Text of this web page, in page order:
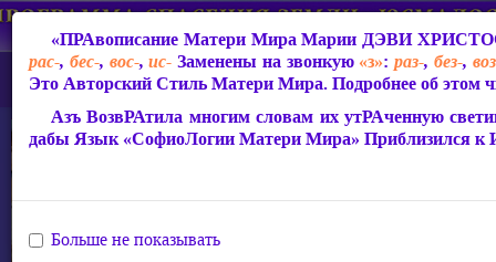
«ПРАвописание Матери МираМарии ДЭВИ
рас-, бес-, вос-,ис- Заменены на звонкую «з»: раз-, без-,
Это Авторский Стиль Матери Мира. Подробнее об этом
Азъ ВозвРАтила многим словам их утРАченную
дабы Язык «СофиоЛогии Матери Мира» Приблизился
Больше не показывать